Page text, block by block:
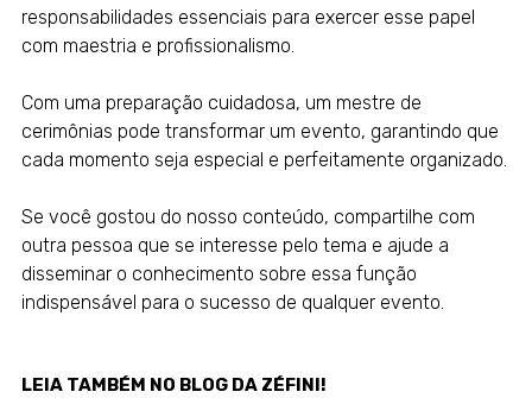
responsabilidades essenciais para exercer esse papel
com maestria e profissionalismo.
Com uma preparação cuidadosa, um mestre de
cerimônias pode transformar um evento, garantindo que
cada momento seja especial e perfeitamente organizado.
Se você gostou do nosso conteúdo, compartilhe com
outra pessoa que se interesse pelo tema e ajude a
disseminar o conhecimento sobre essa função
indispensável para o sucesso de qualquer evento.
LEIA TAMBÉM NO BLOG DA ZÉFINI!